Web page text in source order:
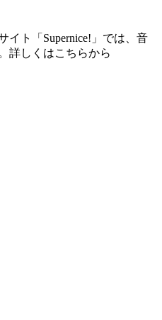
イト「Supernice!」では、音
詳しくはこちらから